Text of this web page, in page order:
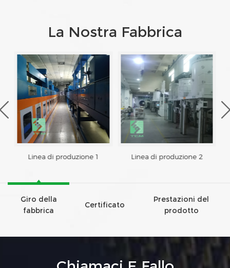
La Nostra Fabbrica
Linea di produzione 1 Linea di produzione 2
Giro della
fabbrica
Certificato
Prestazioni del
prodotto